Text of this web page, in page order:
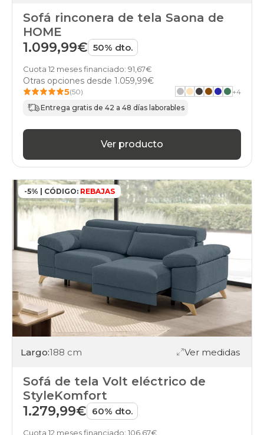
Sofá rinconera de tela Saona de
HOME
1.099,99€ 50% dto.
Cuota 12 meses financiado: 91,67€
Otras opciones desde 1.059,99€
5(50) +4
Entrega gratis de 42 a 48 días laborables
Ver producto
-5% | CÓDIGO: REBAJAS
Largo:188 cm Ver medidas
Sofá de tela Volt eléctrico de
StyleKomfort
1.279,99€ 60% dto.
Cuota 12 meses financiado: 106,67€